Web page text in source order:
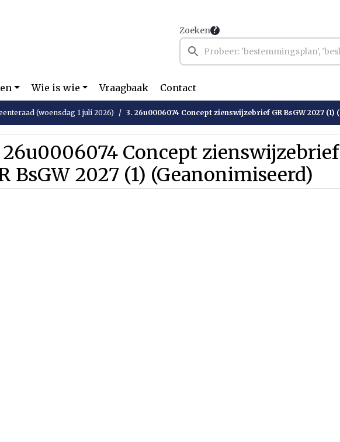
Zoeken
Wie is wie Vraagbaak Contact
(woensdag 1 juli 2026) 3. 26u0006074 Concept zienswijzebrief GR BsGW 2027 (1) (Geanonimiseerd)
26u0006074 Concept zienswijzebrief
BsGW 2027 (1) (Geanonimiseerd)